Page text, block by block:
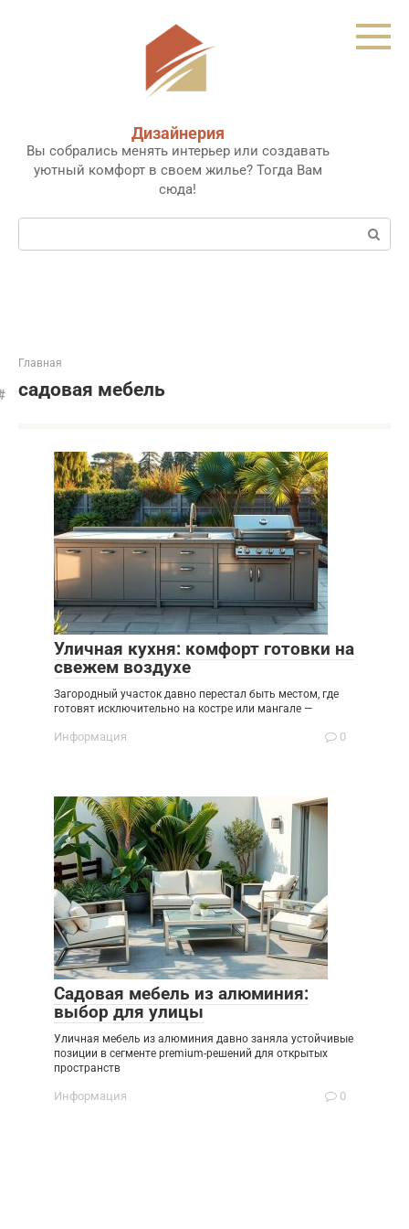
Дизайнерия
Вы собрались менять интерьер или создавать
уютный комфорт в своем жилье? Тогда Вам
сюда!
Поиск:
Главная
садовая мебель
Уличная кухня: комфорт готовки на
свежем воздухе
Загородный участок давно перестал быть местом, где
готовят исключительно на костре или мангале —
Информация 0
Садовая мебель из алюминия:
выбор для улицы
Уличная мебель из алюминия давно заняла устойчивые
позиции в сегменте premium-решений для открытых
пространств
Информация 0